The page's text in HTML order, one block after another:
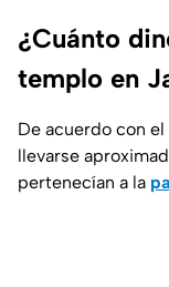
¿Cuánto
templo en
De acuerdo con el
llevarse
pertenecían a la